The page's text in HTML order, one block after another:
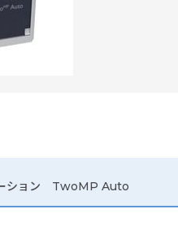
ション TwoMP Auto